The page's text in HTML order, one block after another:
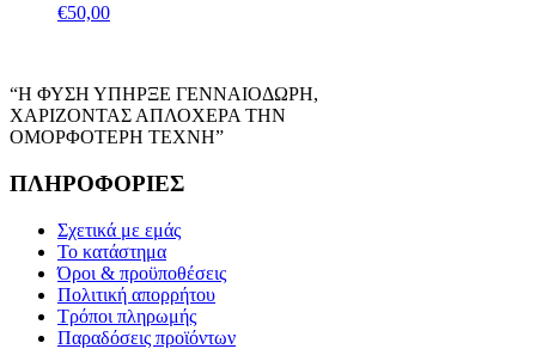
€50,00
“Η ΦΥΣΗ ΥΠΗΡΞΕ ΓΕΝΝΑΙΟΔΩΡΗ,
ΧΑΡΙΖΟΝΤΑΣ ΑΠΛΟΧΕΡΑ ΤΗΝ
ΟΜΟΡΦΟΤΕΡΗ ΤΕΧΝΗ”
ΠΛΗΡΟΦΟΡΙΕΣ
Σχετικά με εμάς
Το κατάστημα
Όροι & προϋποθέσεις
Πολιτική απορρήτου
Τρόποι πληρωμής
Παραδόσεις προϊόντων